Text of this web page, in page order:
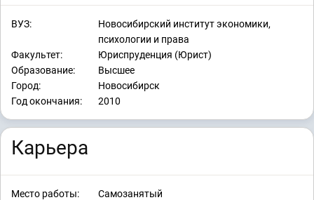
ВУЗ:
Новосибирский институт экономики,
психологии и права
Факультет:
Юриспруденция (Юрист)
Образование:
Высшее
Город:
Новосибирск
Год окончания:
2010
Карьера
Место работы:
Самозанятый